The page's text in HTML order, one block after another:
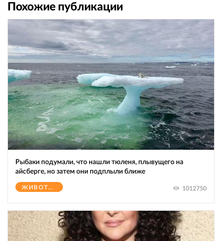
Похожие публикации
Рыбаки подумали, что нашли тюленя, плывущего на
айсберге, но затем они подплыли ближе
ЖИВОТНЫЕ 1012750